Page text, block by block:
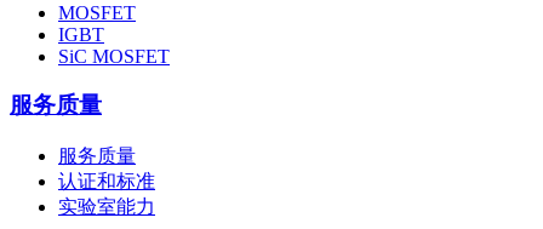
MOSFET
IGBT
SiC MOSFET
服务质量
服务质量
认证和标准
实验室能力